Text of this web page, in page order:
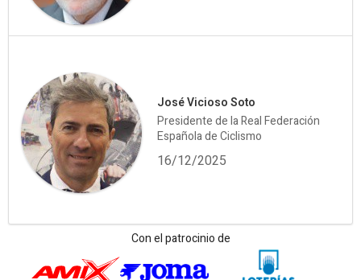
José Vicioso Soto
Presidente de la Real Federación
Española de Ciclismo
16/12/2025
Con el patrocinio de